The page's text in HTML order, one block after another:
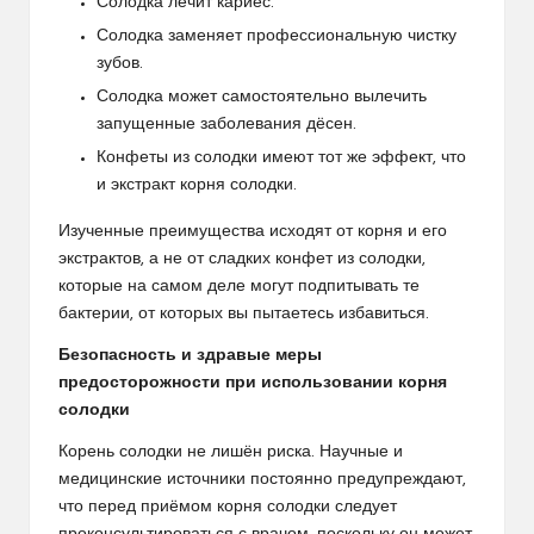
Солодка заменяет профессиональную чистку
зубов.
Солодка может самостоятельно вылечить
запущенные заболевания дёсен.
Конфеты из солодки имеют тот же эффект, что
и экстракт корня солодки.
Изученные преимущества исходят от корня и его
экстрактов, а не от сладких конфет из солодки,
которые на самом деле могут подпитывать те
бактерии, от которых вы пытаетесь избавиться.
Безопасность и здравые меры
предосторожности при использовании корня
солодки
Корень солодки не лишён риска. Научные и
медицинские источники постоянно предупреждают,
что перед приёмом корня солодки следует